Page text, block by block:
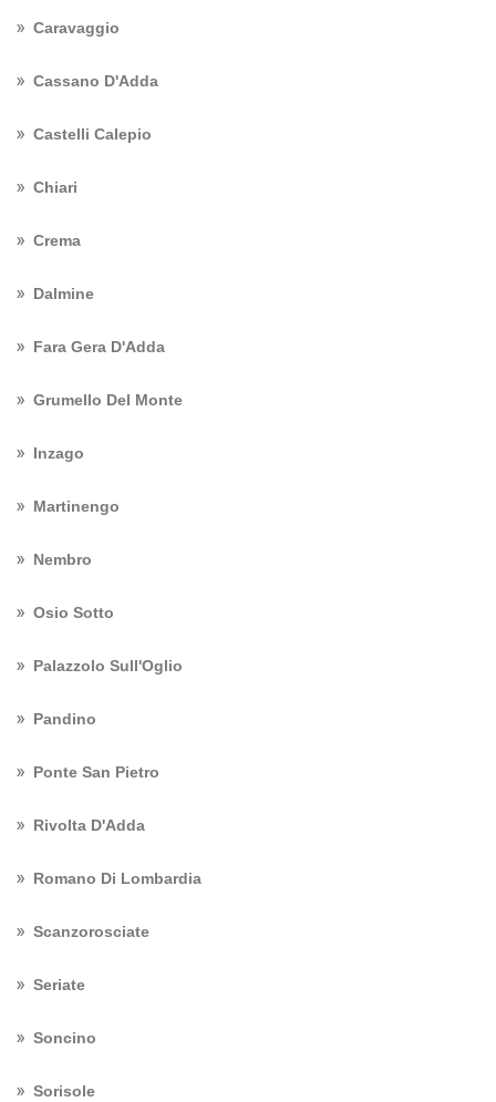
Caravaggio
Cassano D'Adda
Castelli Calepio
Chiari
Crema
Dalmine
Fara Gera D'Adda
Grumello Del Monte
Inzago
Martinengo
Nembro
Osio Sotto
Palazzolo Sull'Oglio
Pandino
Ponte San Pietro
Rivolta D'Adda
Romano Di Lombardia
Scanzorosciate
Seriate
Soncino
Sorisole